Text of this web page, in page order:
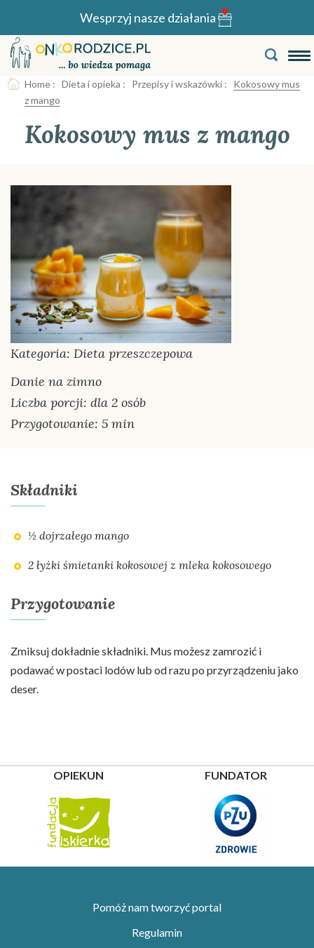
Wesprzyj nasze działania
Kategoria: Dieta przeszczepowa
Danie na zimno
Liczba porcji: dla 2 osób
Przygotowanie: 5 min
Home : Dieta i opieka : Przepisy i wskazówki : Kokosowy mus
z mango
Kokosowy mus z mango
Składniki
½ dojrzałego mango
2 łyżki śmietanki kokosowej z mleka kokosowego
Przygotowanie
Zmiksuj dokładnie składniki. Mus możesz zamrozić i
podawać w postaci lodów lub od razu po przyrządzeniu jako
deser.
OPIEKUN FUNDATOR
Pomóż nam tworzyć portal
Regulamin